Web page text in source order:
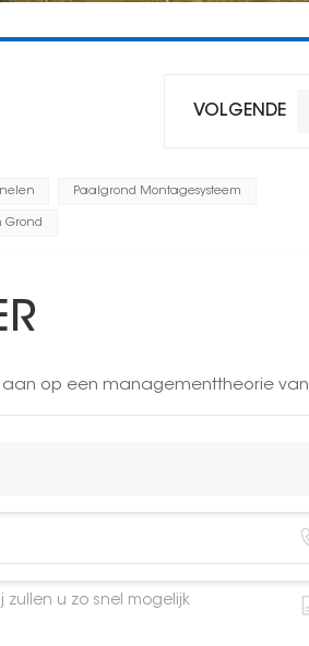
VOLGENDE
Paalgrond Montagesysteem
Grond
aan op een managementtheorie van